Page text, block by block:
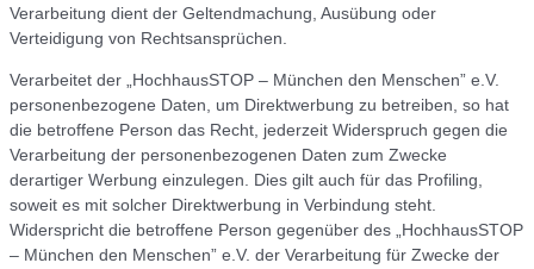
Verarbeitung dient der Geltendmachung, Ausübung oder
Verteidigung von Rechtsansprüchen.
Verarbeitet der „HochhausSTOP – München den Menschen” e.V.
personenbezogene Daten, um Direktwerbung zu betreiben, so hat
die betroffene Person das Recht, jederzeit Widerspruch gegen die
Verarbeitung der personenbezogenen Daten zum Zwecke
derartiger Werbung einzulegen. Dies gilt auch für das Profiling,
soweit es mit solcher Direktwerbung in Verbindung steht.
Widerspricht die betroffene Person gegenüber des „HochhausSTOP
– München den Menschen” e.V. der Verarbeitung für Zwecke der